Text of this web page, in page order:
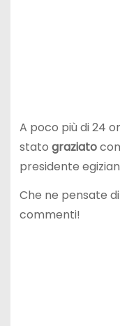
A poco più di 24
stato graziato
presidente
Che ne pensate
commenti!